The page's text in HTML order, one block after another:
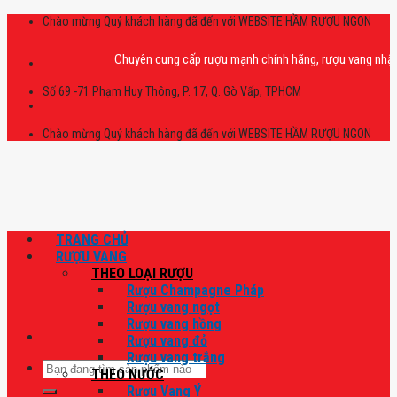
Skip
Chào mừng Quý khách hàng đã đến với WEBSITE HẦM RƯỢU NGON
Chuyên cung cấp rượu mạnh chính hãng, rượu vang nhập
Số 69 -71 Phạm Huy Thông, P. 17, Q. Gò Vấp, TPHCM
Chào mừng Quý khách hàng đã đến với WEBSITE HẦM RƯỢU NGON
Tìm
kiếm:
TRANG CHỦ
RƯỢU VANG
THEO LOẠI RƯỢU
Rượu Champagne Pháp
Rượu vang ngọt
Rượu vang hồng
Rượu vang đỏ
Rượu vang trắng
THEO NƯỚC
Rượu Vang Ý